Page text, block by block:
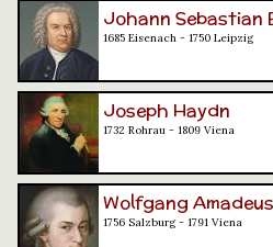
Johann Sebastian
1685 Eisenach - 1750 Leipzig
Joseph Haydn
1732 Rohrau - 1809 Viena
Wolfgang
1756 Salzburg - 1791 Viena